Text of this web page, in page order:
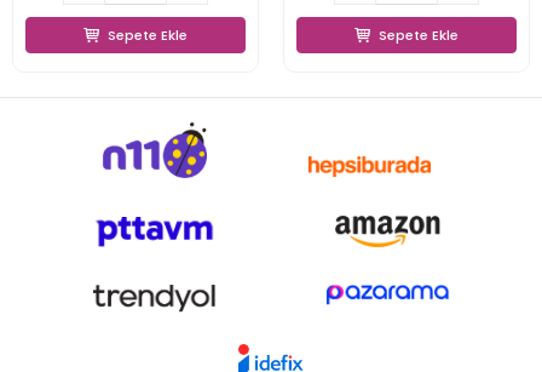
Sepete Ekle
Sepete Ekle
Sepete Ekle
Sepete Ekle